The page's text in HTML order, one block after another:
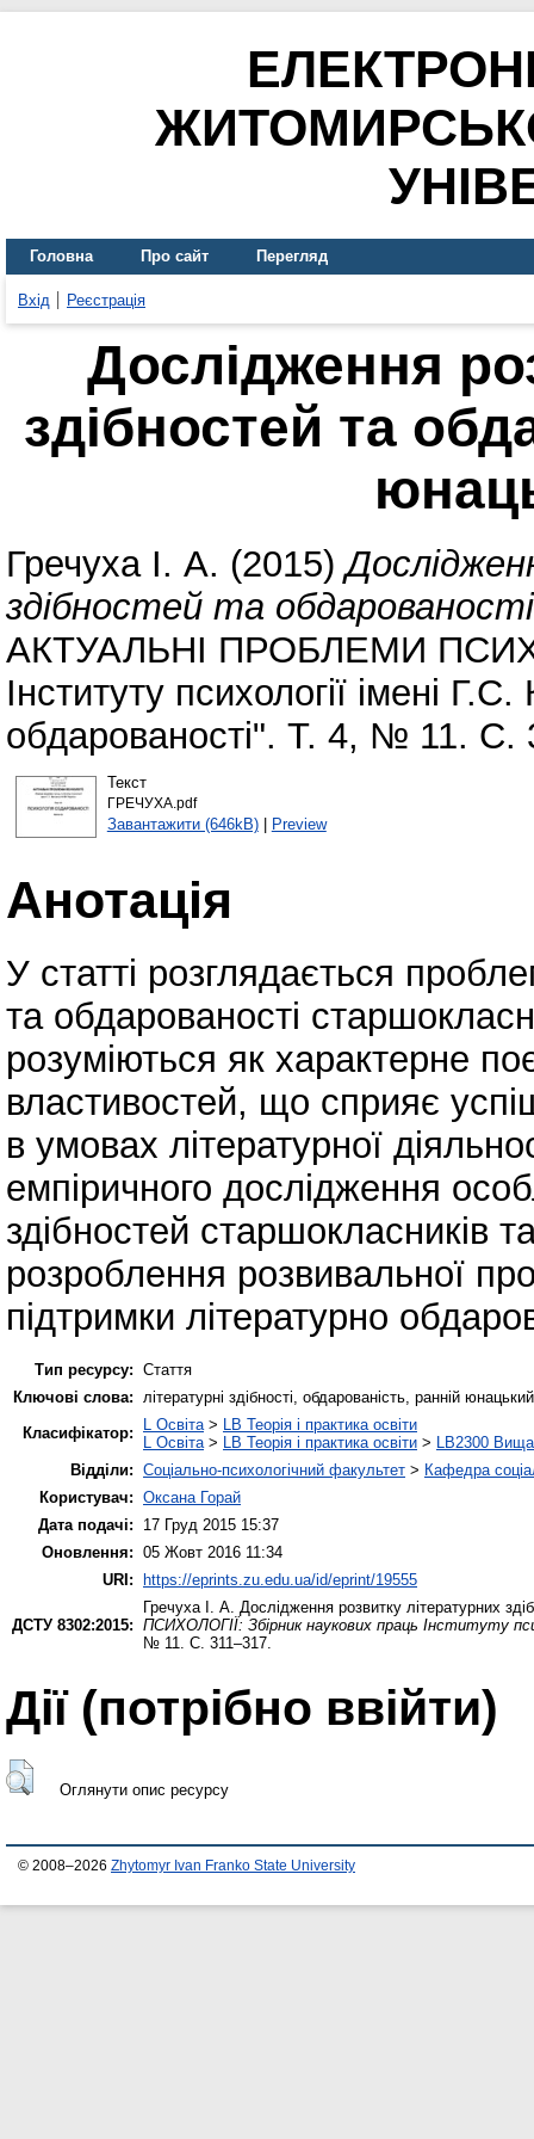
Головна Про сайт Перегляд
Вхід Реєстрація
Дослідження
здібностей та
Гречуха І. А. (2015)
здібностей та
АКТУАЛЬНІ ПРОБЛЕМИ
Інституту психології імені
обдарованості". Т. 4, № 11. С.
Текст
ГРЕЧУХА.pdf
Завантажити (646kB)| Preview
Анотація
У статті розглядається
та обдарованості
розуміються як характерне
властивостей, що сприяє
в умовах літературної
емпіричного дослідження
здібностей старшокласників
розроблення розвивальної
підтримки літературно
Тип ресурсу: Стаття
Ключові слова:
літературні здібності, обдарованість, ранній
Класифікатор:
L Освіта > LB Теорія і практика освіти
L Освіта > LB Теорія і практика освіти > LB2300 Вища
Відділи: Соціально-психологічний факультет > Кафедра
Користувач: Оксана Горай
Дата подачі:
17 Груд 2015 15:37
Оновлення: 05 Жовт 2016 11:34
URI: https://eprints.zu.edu.ua/id/eprint/19555
ДСТУ 8302:2015:
Гречуха І. А. Дослідження розвитку літературних
ПСИХОЛОГІЇ: Збірник наукових праць Інституту
№ 11. С. 311–317.
Дії ​​(потрібно ввійти)
Оглянути опис ресурсу
© 2008–2026 Zhytomyr Ivan Franko State University